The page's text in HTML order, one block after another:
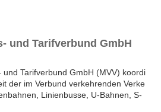
und Tarifverbund GmbH
und Tarifverbund GmbH (MVV) koordi
der im Verbund verkehrenden Verke
Linienbusse, U-Bahnen, S-